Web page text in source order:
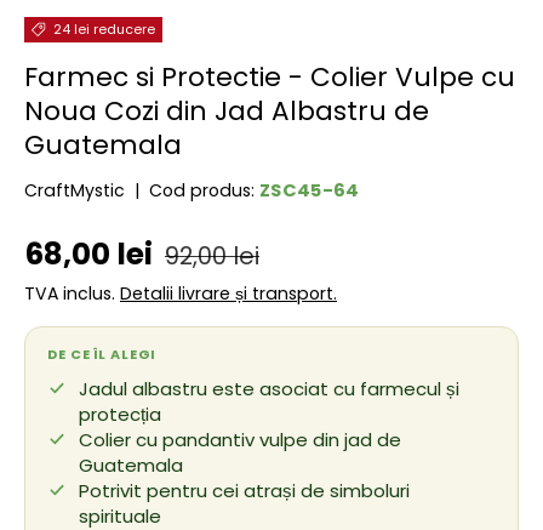
24 lei reducere
Farmec si Protectie - Colier Vulpe cu
Noua Cozi din Jad Albastru de
Guatemala
CraftMystic | Cod produs: ZSC45-64
Preț de vânzare
68,00 lei Preț obișnuit
92,00 lei
TVA inclus. Detalii livrare și transport.
DE CE ÎL ALEGI
Jadul albastru este asociat cu farmecul și
protecția
Colier cu pandantiv vulpe din jad de
Guatemala
Potrivit pentru cei atrași de simboluri
spirituale